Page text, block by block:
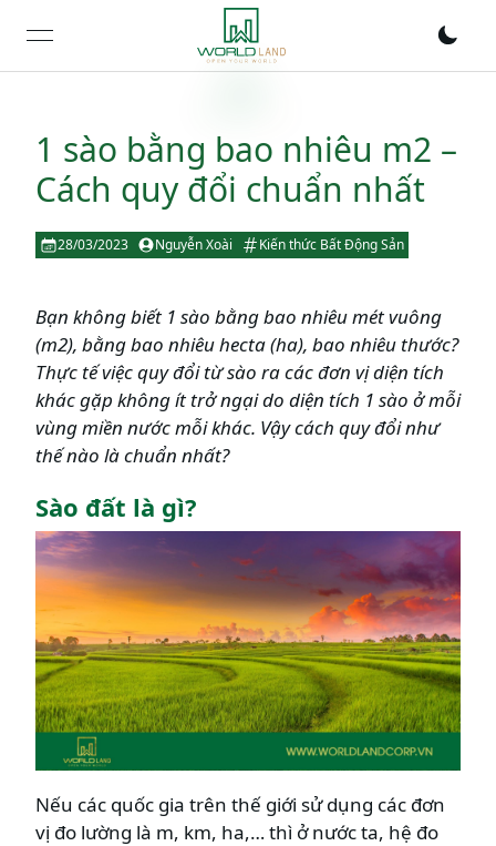
open navigation menu
1 sào bằng bao nhiêu m2 –
Cách quy đổi chuẩn nhất
28/03/2023 Nguyễn Xoài Kiến thức Bất Động Sản
Bạn không biết 1 sào bằng bao nhiêu mét vuông
(m2), bằng bao nhiêu hecta (ha), bao nhiêu thước?
Thực tế việc quy đổi từ sào ra các đơn vị diện tích
khác gặp không ít trở ngại do diện tích 1 sào ở mỗi
vùng miền nước mỗi khác. Vậy cách quy đổi như
thế nào là chuẩn nhất?
Sào đất là gì?
Nếu các quốc gia trên thế giới sử dụng các đơn
vị đo lường là m, km, ha,… thì ở nước ta, hệ đo